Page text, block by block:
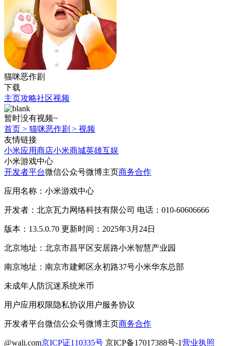
猫咪恶作剧
下载
主页攻略社区视频
暂时没有视频~
首页 > 猫咪恶作剧 > 视频
友情链接
小米应用商店小米商城英雄互娱
小米游戏中心
开发者平台微信公众号微博主页商务合作
应用名称：小米游戏中心
开发者：北京瓦力网络科技有限公司 电话：010-60606666
版本：13.5.0.70 更新时间：2025年3月24日
北京地址：北京市昌平区安居路小米智慧产业园
南京地址：南京市建邺区永初路37号小米华东总部
未成年人防沉迷系统米币
用户应用权限隐私协议用户服务协议
开发者平台微信公众号微博主页商务合作
@wali.com京ICP证110335号 京ICP备17017388号-1营业执照